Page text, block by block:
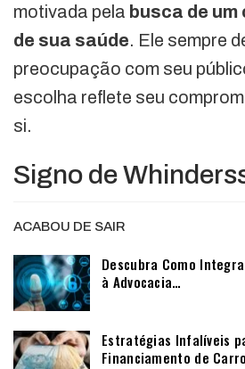
motivada pela busca de
de sua saúde. Ele sempre
preocupação com seu
escolha reflete seu
si.
Signo de
ACABOU DE SAIR
Descubra Como
à Advocacia…
Estratégias Infalíveis
Financiamento de